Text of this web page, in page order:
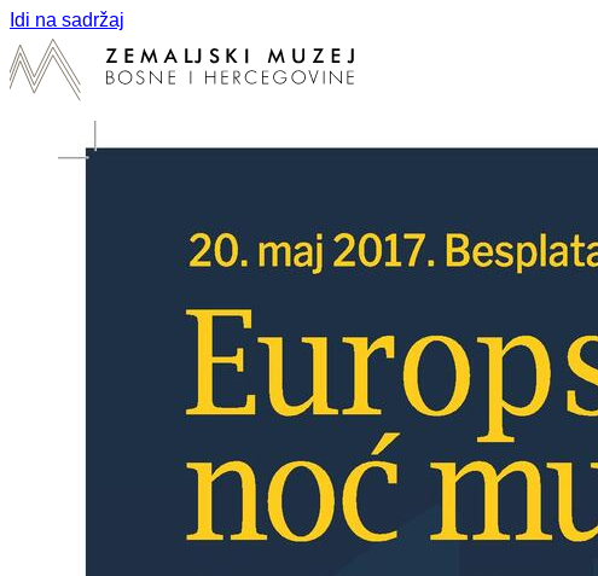
Idi na sadržaj